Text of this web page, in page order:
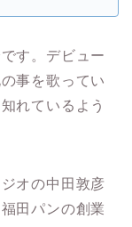
す。デビュー
事を歌ってい
れているよう
オの中田敦彦
田パンの創業